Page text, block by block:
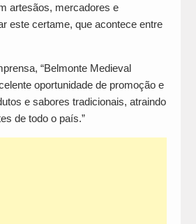
artesãos, mercadores e
este certame, que acontece entre
“Belmonte Medieval
oportunidade de promoção e
e sabores tradicionais, atraindo
de todo o país.”